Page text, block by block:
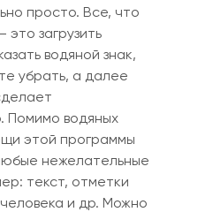
просто. Все, что
это загрузить
водяной знак,
убрать, а далее
Помимо водяных
этой программы
нежелательные
текст, отметки
и др. Можно